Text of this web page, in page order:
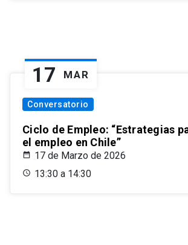
17 MAR
Conversatorio
Ciclo de Empleo: “Estrategias
el empleo en Chile”
17 de Marzo de 2026
13:30 a 14:30